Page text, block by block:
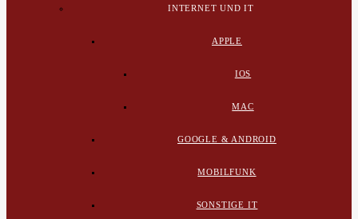
INTERNET UND IT
APPLE
IOS
MAC
GOOGLE & ANDROID
MOBILFUNK
SONSTIGE IT